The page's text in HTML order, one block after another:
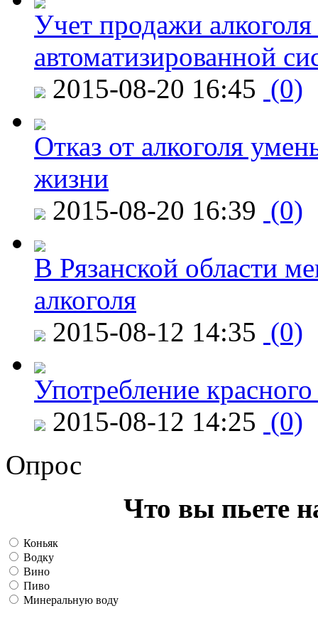
Учет продажи
автоматизированной
2015-08-20 16:45 (0)
Отказ от алкоголя
жизни
2015-08-20 16:39 (0)
В Рязанской области
алкоголя
2015-08-12 14:35 (0)
Употребление
2015-08-12 14:25 (0)
Опрос
Что вы пьете
Коньяк
Водку
Вино
Пиво
Минеральную воду